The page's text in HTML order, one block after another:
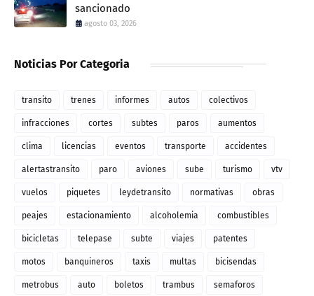
sancionado
agosto 03, 2026
Noticias Por Categoria
transito trenes informes autos colectivos
infracciones cortes subtes paros aumentos
clima licencias eventos transporte accidentes
alertastransito paro aviones sube turismo vtv
vuelos piquetes leydetransito normativas obras
peajes estacionamiento alcoholemia combustibles
bicicletas telepase subte viajes patentes
motos banquineros taxis multas bicisendas
metrobus auto boletos trambus semaforos